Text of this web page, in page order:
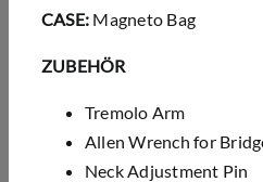
CASE: Magneto Bag
ZUBEHÖR
Tremolo Arm
Allen Wrench for
Neck Adjustment Pin